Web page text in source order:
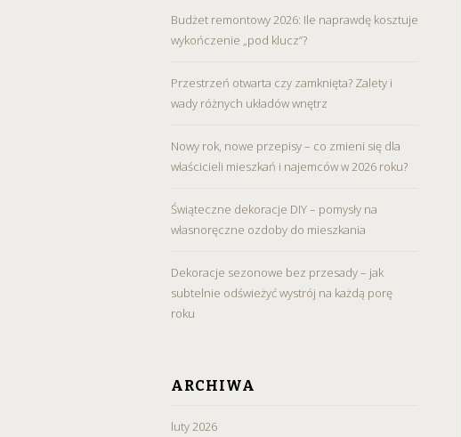
Budżet remontowy 2026: Ile naprawdę kosztuje
wykończenie „pod klucz”?
Przestrzeń otwarta czy zamknięta? Zalety i
wady różnych układów wnętrz
Nowy rok, nowe przepisy – co zmieni się dla
właścicieli mieszkań i najemców w 2026 roku?
Świąteczne dekoracje DIY – pomysły na
własnoręczne ozdoby do mieszkania
Dekoracje sezonowe bez przesady – jak
subtelnie odświeżyć wystrój na każdą porę
roku
ARCHIWA
luty 2026